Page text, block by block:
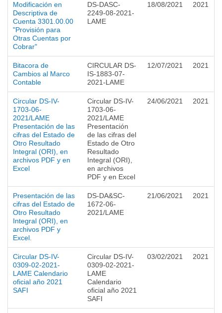
Modificación en
Descriptiva de
Cuenta 3301.00.00
"Provisión para
Otras Cuentas por
Cobrar"
DS-DASC-
2249-08-2021-
LAME
18/08/2021 2021
Bitacora de
Cambios al Marco
Contable
CIRCULAR DS-
IS-1883-07-
2021-LAME
12/07/2021 2021
Circular DS-IV-
1703-06-
2021/LAME
Presentación de las
cifras del Estado de
Otro Resultado
Integral (ORI), en
archivos PDF y en
Excel
Circular DS-IV-
1703-06-
2021/LAME
Presentación
de las cifras del
Estado de Otro
Resultado
Integral (ORI),
en archivos
PDF y en Excel
24/06/2021 2021
Presentación de las
cifras del Estado de
Otro Resultado
Integral (ORI), en
archivos PDF y
Excel.
DS-DA&SC-
1672-06-
2021/LAME
21/06/2021 2021
Circular DS-IV-
0309-02-2021-
LAME Calendario
oficial año 2021
SAFI
Circular DS-IV-
0309-02-2021-
LAME
Calendario
oficial año 2021
SAFI
03/02/2021 2021